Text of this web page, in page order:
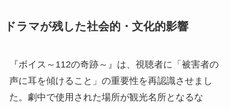
ドラマが残した社会的・文化的影響
『ボイス～112の奇跡～』は、視聴者に「被害者の
声に耳を傾けること」の重要性を再認識させまし
た。劇中で使用された場所が観光名所となるな